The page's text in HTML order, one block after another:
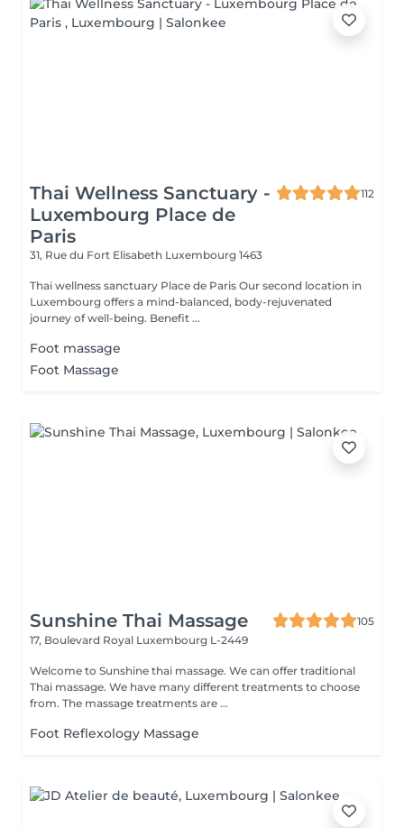
Thai Wellness Sanctuary -
Luxembourg Place de
Paris
112
31, Rue du Fort Elisabeth Luxembourg 1463
Thai wellness sanctuary Place de Paris Our second location in
Luxembourg offers a mind-balanced, body-rejuvenated
journey of well-being. Benefit ...
Foot massage
Foot Massage
Sunshine Thai Massage
105
17, Boulevard Royal Luxembourg L-2449
Welcome to Sunshine thai massage. We can offer traditional
Thai massage. We have many different treatments to choose
from. The massage treatments are ...
Foot Reflexology Massage